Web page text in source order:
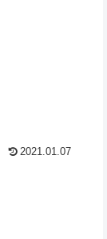
2021.01.07